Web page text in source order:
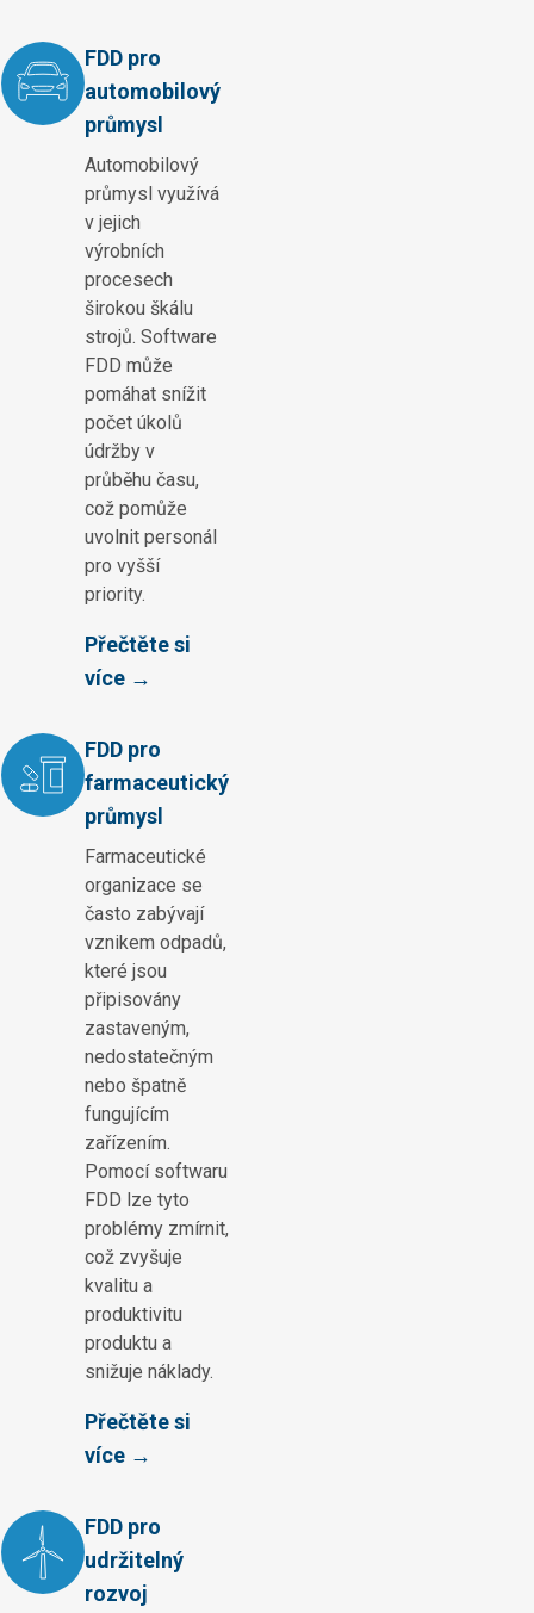
FDD pro
automobilový
průmysl
Automobilový
průmysl využívá
v jejich
výrobních
procesech
širokou škálu
strojů. Software
FDD může
pomáhat snížit
počet úkolů
údržby v
průběhu času,
což pomůže
uvolnit personál
pro vyšší
priority.
Přečtěte si
více →
FDD pro
farmaceutický
průmysl
Farmaceutické
organizace se
často zabývají
vznikem odpadů,
které jsou
připisovány
zastaveným,
nedostatečným
nebo špatně
fungujícím
zařízením.
Pomocí softwaru
FDD lze tyto
problémy zmírnit,
což zvyšuje
kvalitu a
produktivitu
produktu a
snižuje náklady.
Přečtěte si
více →
FDD pro
udržitelný
rozvoj